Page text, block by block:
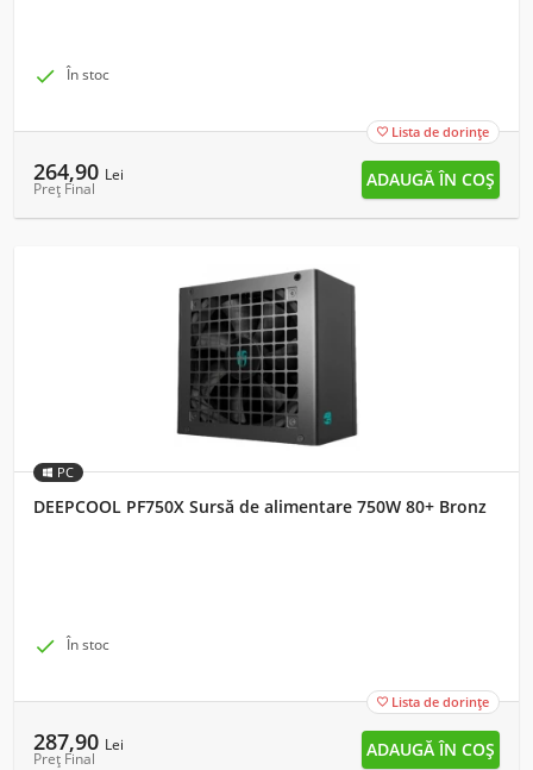
 În stoc
 Lista de dorințe
264,90 Lei
Preț Final
PC
DEEPCOOL PF750X Sursă de alimentare 750W 80+ Bronz
 În stoc
 Lista de dorințe
287,90 Lei
Preț Final